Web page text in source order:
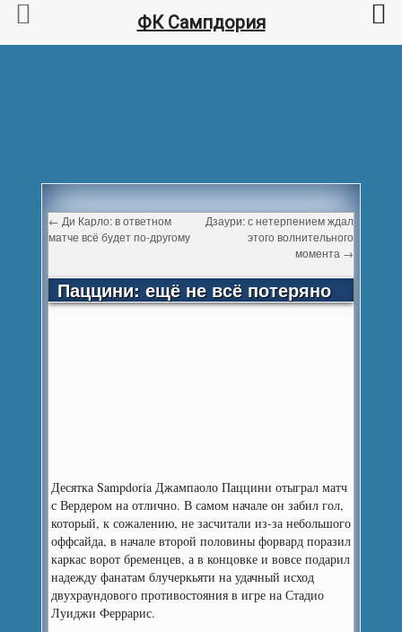
← Ди Карло: в ответном
матче всё будет по-другому
Дзаури: с нетерпением ждал
этого волнительного
момента →
Паццини: ещё не всё потеряно
Десятка Sampdoria Джампаоло Паццини отыграл матч
с Вердером на отлично. В самом начале он забил гол,
который, к сожалению, не засчитали из-за небольшого
оффсайда, в начале второй половины форвард поразил
каркас ворот бременцев, а в концовке и вовсе подарил
надежду фанатам блучеркьяти на удачный исход
двухраундового противостояния в игре на Стадио
Луиджи Феррарис.
ФК Сампдория